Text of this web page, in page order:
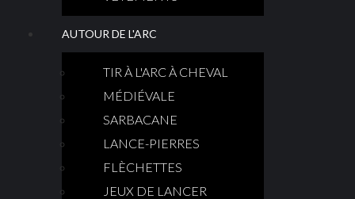
AUTOUR DE L'ARC
TIR À L'ARC À CHEVAL
MÉDIÉVALE
SARBACANE
LANCE-PIERRES
FLÈCHETTES
JEUX DE LANCER